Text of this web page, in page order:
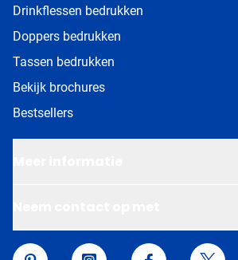
Drinkflessen bedrukken
Doppers bedrukken
Tassen bedrukken
Bekijk brochures
Bestsellers
Van Helden Relatiegeschenken